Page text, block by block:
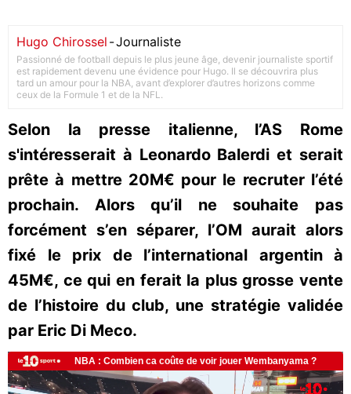
Hugo Chirossel -Journaliste
Passionné de football depuis le plus jeune âge, devenir journaliste sportif
est rapidement devenu une évidence pour Hugo. Il se découvrira plus
tard un amour pour la NBA, avant d’explorer d’autres horizons comme
ceux de la Formule 1 et de la NFL.
Selon la presse italienne, l’AS Rome
s'intéresserait à Leonardo Balerdi et serait
prête à mettre 20M€ pour le recruter l’été
prochain. Alors qu’il ne souhaite pas
forcément s’en séparer, l’OM aurait alors
fixé le prix de l’international argentin à
45M€, ce qui en ferait la plus grosse vente
de l’histoire du club, une stratégie validée
par Eric Di Meco.